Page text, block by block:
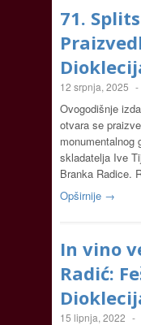
71.
12 srpnja, 2025 -
Ovogodišnje
otvara se
monumentalnog
skladatelja Ive
Branka Radice.
Opširnije →
In vino
Radić:
15 lipnja, 2022 -